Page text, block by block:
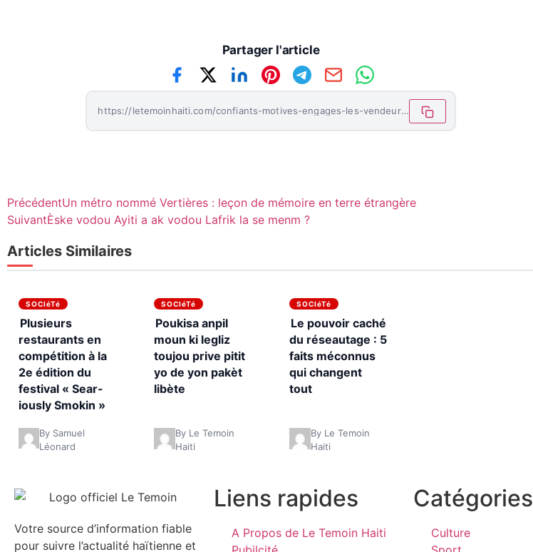
Partager l'article
https://letemoinhaiti.com/confiants-motives-engages-les-vendeurs-de-fournitures-scolaires-au-service-des-enfants-pour-un-avenir-meilleur/
PrécédentUn métro nommé Vertières : leçon de mémoire en terre étrangère
SuivantÈske vodou Ayiti a ak vodou Lafrik la se menm ?
Articles Similaires
SOCIéTé
Plusieurs
restaurants en
compétition à la
2e édition du
festival « Sear-
iously Smokin »
By Samuel
Léonard
SOCIéTé
Poukisa anpil
moun ki legliz
toujou prive pitit
yo de yon pakèt
libète
By Le Temoin
Haiti
SOCIéTé
Le pouvoir caché
du réseautage : 5
faits méconnus
qui changent
tout
By Le Temoin
Haiti
Votre source d’information fiable
pour suivre l’actualité haïtienne et
Liens rapides
A Propos de Le Temoin Haiti
Catégories
Culture